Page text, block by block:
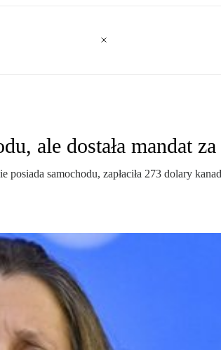
ale dostała mandat
samochodu, zapłaciła 273 dolary